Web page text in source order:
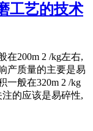
工艺的技术
在200m 2 /kg左右,
产质量的主要是易
一般在320m 2 /kg
的应该是易碎性,